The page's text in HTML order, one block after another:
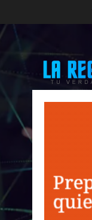
al
contenido